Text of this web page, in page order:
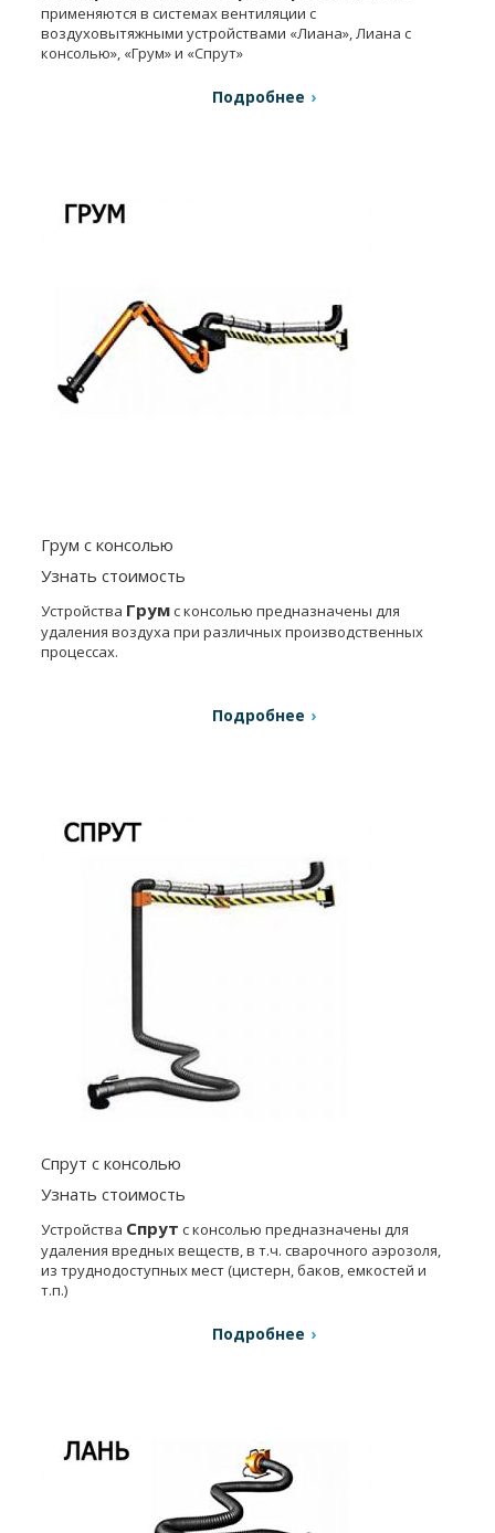
применяются в системах вентиляции с
воздуховытяжными устройствами «Лиана», Лиана с
консолью», «Грум» и «Спрут»
Подробнее
Грум с консолью
Узнать стоимость
Устройства Грумс консолью предназначены для
удаления воздуха при различных производственных
процессах.
Подробнее
Спрут с консолью
Узнать стоимость
Устройства Спрут с консолью предназначены для
удаления вредных веществ, в т.ч. сварочного аэрозоля,
из труднодоступных мест (цистерн, баков, емкостей и
т.п.)
Подробнее